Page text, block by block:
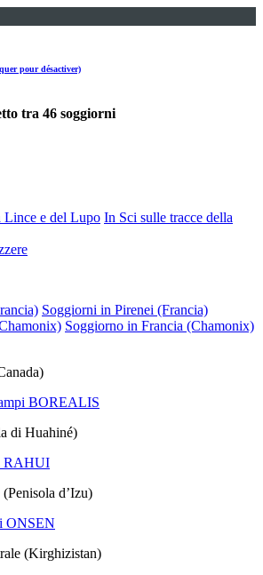
pour désactiver)
tra 46 soggiorni
Lince e del Lupo In Sci sulle tracce della
Soggiorni in Pirenei (Francia)
Soggiorno in Francia (Chamonix)
BOREALIS
di Huahiné)
RAHUI
d’Izu)
ONSEN
(Kirghizistan)